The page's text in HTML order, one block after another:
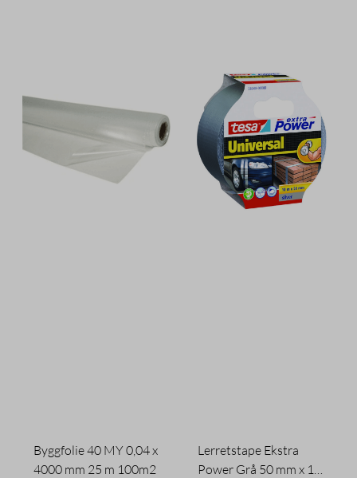
Byggfolie 40 MY 0,04 x
4000 mm 25 m 100m2
Lerretstape Ekstra
Power Grå 50 mm x 10